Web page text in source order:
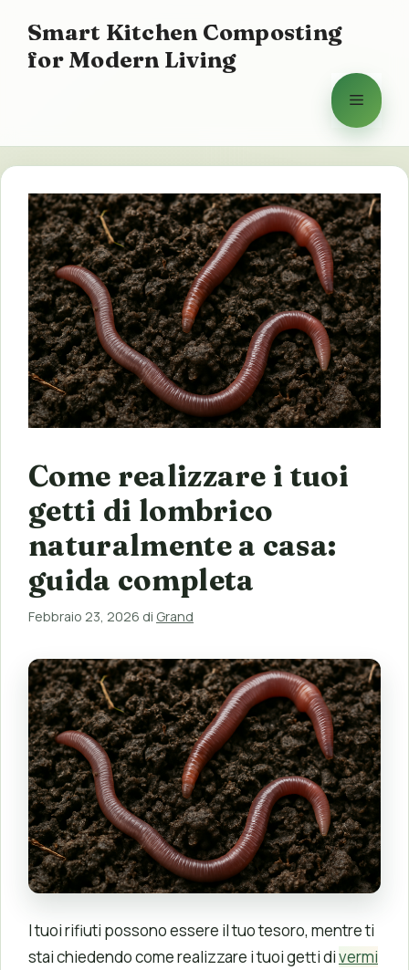
contenuto
Smart Kitchen Composting
for Modern Living
Menu
Come realizzare i tuoi
getti di lombrico
naturalmente a casa:
guida completa
Febbraio 23, 2026 di Grand
I tuoi rifiuti possono essere il tuo tesoro, mentre ti
stai chiedendo come realizzare i tuoi getti divermi